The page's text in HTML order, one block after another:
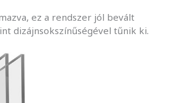
ez a rendszer jól bevált
dizájnsokszínűségével tűnik ki.